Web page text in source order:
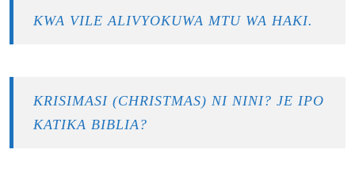
KWA VILE ALIVYOKUWA MTU WA HAKI.
KRISIMASI (CHRISTMAS) NI NINI? JE IPO
KATIKA BIBLIA?